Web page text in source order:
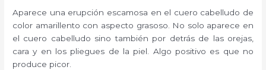
Aparece una erupción escamosa en el cuero cabelludo de
color amarillento con aspecto grasoso. No solo aparece en
el cuero cabelludo sino también por detrás de las orejas,
cara y en los pliegues de la piel. Algo positivo es que no
produce picor.